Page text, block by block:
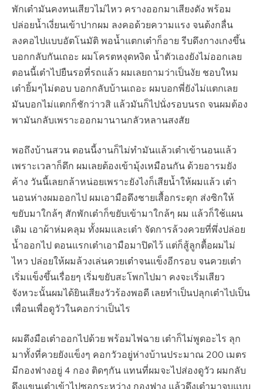
พักเต๋ามันคงทนเสียวไม่ไหว ครางออกมาเสียงดัง พร้อม
ปล่อยน้ำเงี่ยนเข้าปากผม ลงคอด้วยความแรง จนต้งกลื่น
ลงคอไปแบบอัตโนมัติ พอน้ำแตกเต๋าก็อาย รีบดึงกางเกงขึ้น
บอกกลับกันเถอะ ผมโครตหงุดหงิด น้ำตัวเองยังไม่ออกเลย
ตอนนี้เต๋าไปยืนรอที่รถแล้ว ผมเลยถามว่าเป็นงัย ชอบใหม
เต๋ายิ้มๆไม่ตอบ บอกกลับบ้านเถอะ ผมบอกพี่ยังไม่แตกเลย
มันบอกไม่แตกก็ชักว่าวสิ แล้วมันก็ไปนั่งรอบนรถ จนผมต้อง
พามันกลับเพราะออกมานานกลัวหลานสงสัย
พอถึงบ้านสวน ตอนนี้งานก็ไม่ทำมันแล้วเต๋าเข้านอนแล้ว
เพราะเวลาก็ดึก ผมเลยต้องเข้ามุ้งเหมือนกัน ด้วยอารมยัง
ค้าง วันนี้เลยกล้าหน่อยเพราะยังไงก็เสียน้ำให้ผมแล้ว เต๋า
นอนห่างผมออกไป ผมเอามือดึงชายเสื้อกระตุก ส่งซิกให้
ขยับมาใกล้ๆ สักพักเต๋าก็ขยับเข้ามาใกล้ๆ ผม แล้วก็ใช้แผน
เดิม เอาผ้าห่มคลุม ทั้งผมและเต๋า จัดการล้วงควยที่พึ่งปล่อย
น้ำออกไป ตอนแรกเต๋าเอามือมาปิดไว้ แต่ก็สู้ลูกตื้อผมไม่
ไหว ปล่อยให้ผมล้วงเล่นควยเต๋าจนแข็งอีกรอบ จนควยเต๋า
เริ่มแข็งขึ้นเรื่อยๆ เริ่มขยับสะโพกไปมา คงจะเริ่มเสียว
จังหวะนั้นผมได้ยินเสียงวัวร้องพอดี เลยทำเป็นปลุกเต๋าไปเป็น
เพื่อนเพื่อดูวัวในคอกว่าเป็นไร
ผมดึงมือเต๋าออกไปด้วย พร้อมไฟฉาย เต๋าก็ไม่พูดอะไร ลุก
มาทั้งที่ควยยังแข็งๆ คอกวัวอยู่ห่างบ้านประมาณ 200 เมตร
มีกองฟางอยู่ 4 กอง ติดๆกัน แทนที่ผมจะไปส่องดูวัว ผมกลับ
ดึงแขนเต๋าเข้าไปซอกระหว่าง กองฟาง แล้วดึงเต๋ามาจูบแบบ